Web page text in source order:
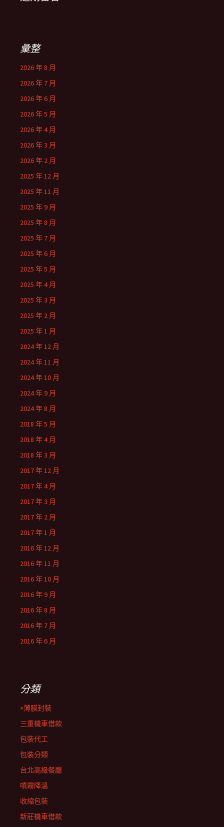
彙整
2026 年 8 月
2026 年 7 月
2026 年 6 月
2026 年 5 月
2026 年 4 月
2026 年 3 月
2026 年 2 月
2025 年 12 月
2025 年 11 月
2025 年 9 月
2025 年 8 月
2025 年 7 月
2025 年 6 月
2025 年 5 月
2025 年 4 月
2025 年 3 月
2025 年 2 月
2025 年 1 月
2024 年 12 月
2024 年 11 月
2024 年 10 月
2024 年 9 月
2024 年 8 月
2018 年 5 月
2018 年 4 月
2018 年 3 月
2017 年 12 月
2017 年 4 月
2017 年 3 月
2017 年 2 月
2017 年 1 月
2016 年 12 月
2016 年 11 月
2016 年 10 月
2016 年 9 月
2016 年 8 月
2016 年 7 月
2016 年 6 月
分類
×薄膜封裝
三重機車借款
包裝代工
包裝分類
台北高級餐廳
噴霧降溫
收縮包裝
新莊機車借款